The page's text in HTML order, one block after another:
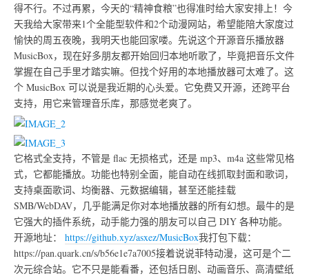
得不行。不过再累，今天的“精神食粮”也得准时给大家安排上！今
天我给大家带来1个全能型软件和2个动漫网站，希望能陪大家度过
愉快的周五夜晚，我明天也能回家喽。先说这个开源音乐播放器
MusicBox，现在好多朋友都开始回归本地听歌了，毕竟把音乐文件
掌握在自己手里才踏实嘛。但找个好用的本地播放器可太难了。这
个 MusicBox 可以说是我近期的心头爱。它免费又开源，还跨平台
支持，用它来管理音乐库，那感觉老爽了。
它格式全支持，不管是 flac 无损格式，还是 mp3、m4a 这些常见格
式，它都能播放。功能也特别全面，能自动在线抓取封面和歌词，
支持桌面歌词、均衡器、元数据编辑，甚至还能挂载
SMB/WebDAV，几乎能满足你对本地播放器的所有幻想。最牛的是
它强大的插件系统，动手能力强的朋友可以自己 DIY 各种功能。
开源地址： https://github.xyz/asxez/MusicBox我打包下载：
https://pan.quark.cn/s/b56e1e7a7005接着说说菲特动漫，这可是个二
次元综合站。它不只是能看番，还包括日剧、动画音乐、高清壁纸